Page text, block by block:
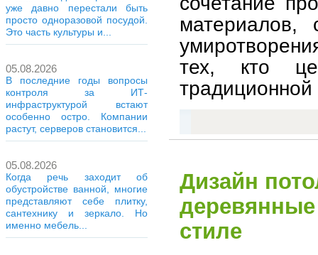
уже давно перестали быть
просто одноразовой посудой.
Это часть культуры и...
05.08.2026
В последние годы вопросы
контроля за ИТ-
инфраструктурой встают
особенно остро. Компании
растут, серверов становится...
05.08.2026
Когда речь заходит об
обустройстве ванной, многие
представляют себе плитку,
сантехнику и зеркало. Но
именно мебель...
материалов,
тех, кто
традиционной
Дизайн
стиле